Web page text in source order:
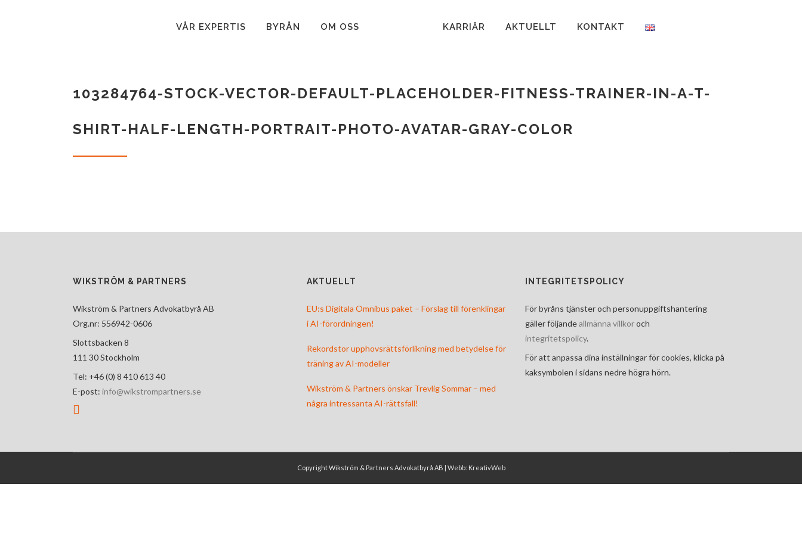
VÅR EXPERTIS BYRÅN OM OSS KARRIÄR AKTUELLT KONTAKT
103284764-STOCK-VECTOR-DEFAULT-PLACEHOLDER-FITNESS-TRAINER-IN-A-T-
SHIRT-HALF-LENGTH-PORTRAIT-PHOTO-AVATAR-GRAY-COLOR
WIKSTRÖM & PARTNERS
Wikström & Partners Advokatbyrå AB
Org.nr: 556942-0606
Slottsbacken 8
111 30 Stockholm
Tel: +46 (0) 8 410 613 40
E-post: info@wikstrompartners.se
AKTUELLT
EU:s Digitala Omnibus paket – Förslag till förenklingar
i AI-förordningen!
Rekordstor upphovsrättsförlikning med betydelse för
träning av AI-modeller
Wikström & Partners önskar Trevlig Sommar – med
några intressanta AI-rättsfall!
INTEGRITETSPOLICY
För byråns tjänster och personuppgiftshantering
gäller följandeallmänna villkoroch
integritetspolicy.
För att anpassa dina inställningar för cookies, klicka på
kaksymbolen i sidans nedre högra hörn.
Copyright Wikström & Partners Advokatbyrå AB | Webb: KreativWeb